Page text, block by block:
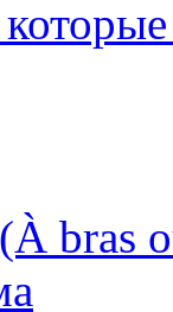
bras